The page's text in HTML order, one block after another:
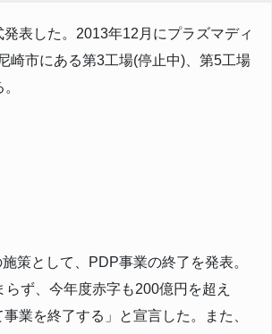
表した。2013年12月にプラズマディ
崎市にある第3工場(停止中)、第5工場
策として、PDP事業の終了を発表。
ず、今年度赤字も200億円を超え
業を終了する」と宣言した。また、